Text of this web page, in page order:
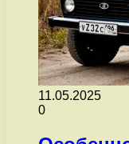
11.05.2025
0